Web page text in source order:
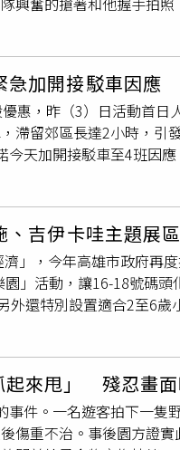
冠豪豬展區更於去年增
園方仍會重新檢視園區
比動物設施的錢還多」
量。其中，動物醫療、動
活動與行銷預算僅約占總
廣活動提升動物園的能
工作的推動，形成良性循
育研究及教育推廣等面
說，長期致力於動物保育
守崗位，為動物們提供
機參與了動物保育員工
作，學習如何餵養、清潔
的專業，邵雨薇、王柏
犀牛接受自己的觸摸；
物園》去年10月開鏡，
地標。在紐約中央公園
風中飛舞，別有一番浪
，說變就變」的多變氣
傑領銜主演，預計2026
加開接駁車因應
惠，昨（3）日活動首日
滯留郊區長達2小時，引
天加開接駁車至4班因
可享有599元優惠，同
7000人。不過，昨晚6
家人接送，氣得在網路
的很無奈」。新竹縣前縣
車，當他車輛開進「全
叫猛招手。高偉凱指出
凱直批廠商辦活動很受
回家。」不過，也有網
帶小孩來玩，誰知道一
。六福村總經理葉忠岳
國時報柯宗緯攝）針對
壽山動物園締結姊妹園」活
散來不及消化。葉忠岳
吉伊卡哇主題展
」，今年高雄市政府再
」活動，讓16-18號碼
還特別設置適合2至6歲
動演出，就是要讓造訪
在冬日遊樂園有旋轉木
日遊樂園與全家合作推出
夕休園之外，活動期間
活動開始前1小時於活動
展區、周邊快閃店，並
起來甩」 殘忍畫
件。一名遊客拍下一隻
傷重不治。事後園方證